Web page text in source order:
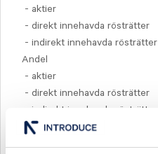
- aktier
- direkt innehavda rösträtter
- indirekt innehavda rösträtter
Andel
- aktier
- direkt innehavda rösträtter
- indirekt innehavda rösträtter
Fördelning av totalt innehav